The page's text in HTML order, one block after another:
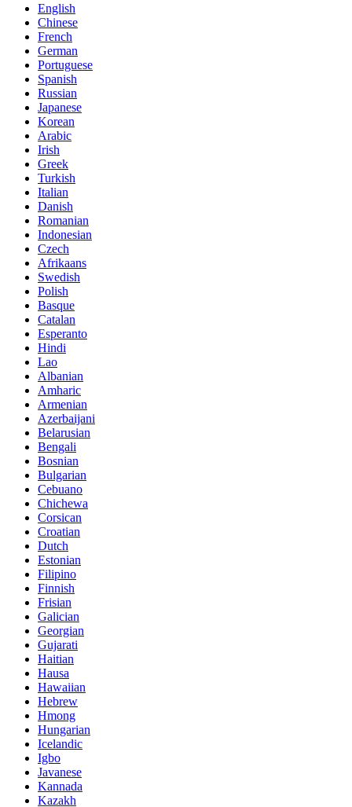
English
Chinese
French
German
Portuguese
Spanish
Russian
Japanese
Korean
Arabic
Irish
Greek
Turkish
Italian
Danish
Romanian
Indonesian
Czech
Afrikaans
Swedish
Polish
Basque
Catalan
Esperanto
Hindi
Lao
Albanian
Amharic
Armenian
Azerbaijani
Belarusian
Bengali
Bosnian
Bulgarian
Cebuano
Chichewa
Corsican
Croatian
Dutch
Estonian
Filipino
Finnish
Frisian
Galician
Georgian
Gujarati
Haitian
Hausa
Hawaiian
Hebrew
Hmong
Hungarian
Icelandic
Igbo
Javanese
Kannada
Kazakh